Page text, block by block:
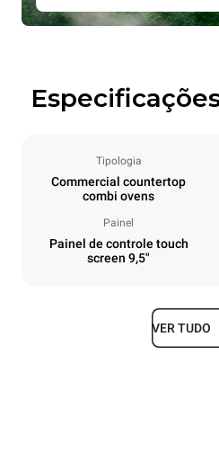
Tipologia
Commercial countertop
combi ovens
Painel
Painel de controle touch
screen 9,5"
VER TUDO